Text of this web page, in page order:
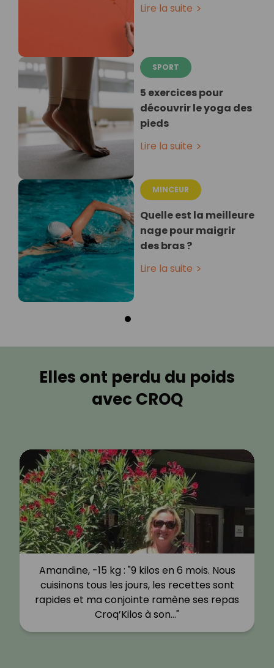
Lire la suite
SPORT
5 exercices pour
découvrir le yoga des
pieds
Lire la suite
MINCEUR
Quelle est la meilleure
nage pour maigrir
des bras ?
Lire la suite
Elles ont perdu du poids
avec CROQ
Amandine, -15 kg : "9 kilos en 6 mois. Nous
cuisinons tous les jours, les recettes sont
rapides et ma conjointe ramène ses repas
Croq’Kilos à son…"